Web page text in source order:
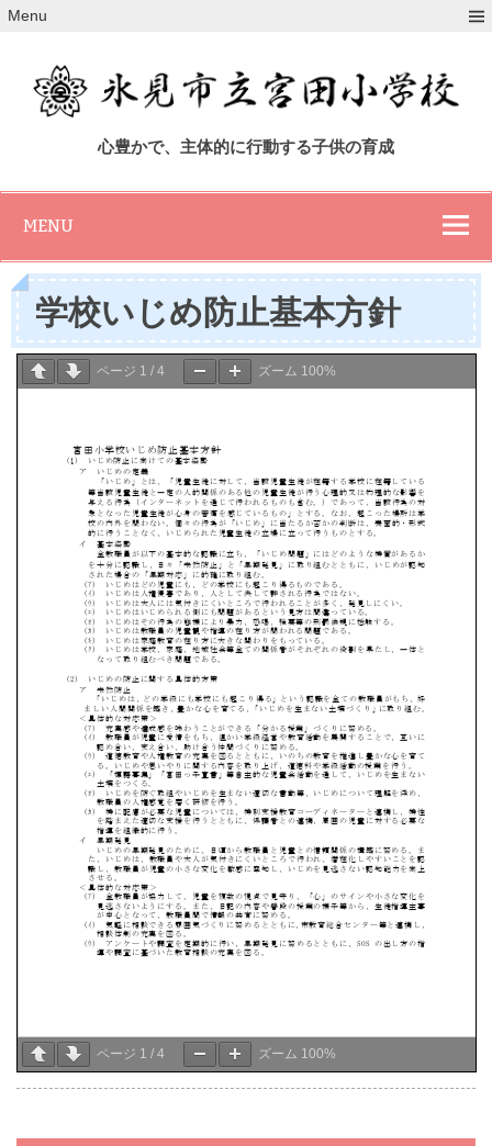
Skip
toMenu
氷見市立宮田小
学校
心豊かで、主体的に行動する子供の育成
MENU
学校いじめ防止基本方針
ページ 1 /4 ズーム 100%
ページ 1 /4 ズーム 100%